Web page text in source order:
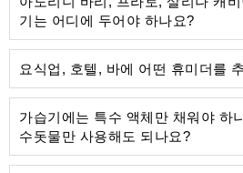
기는 어디에 두어야 하나요?
요식업, 호텔, 바에 어떤 휴미더를
가습기에는 특수 액체만 채워야 하
수돗물만 사용해도 되나요?